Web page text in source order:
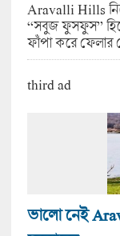
Aravalli Hills
“সবুজ ফুসফুস”
ফাঁপা করে ফেলার
third ad
ভালো ‌নেই